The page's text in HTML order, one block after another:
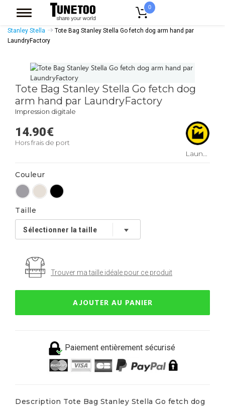
0
Accessoires Casquettes Tote Bags
Stanley Stella
Tote Bag Stanley Stella Go fetch dog arm hand par
LaundryFactory
Tote Bag Stanley Stella Go fetch dog
arm hand par LaundryFactory
Impression digitale
14.90€
Hors frais de port
LaundryFactory
Couleur
Taille
Trouver ma taille idéale pour ce produit
AJOUTER AU PANIER
Paiement entièrement sécurisé
Description Tote Bag Stanley Stella Go fetch dog